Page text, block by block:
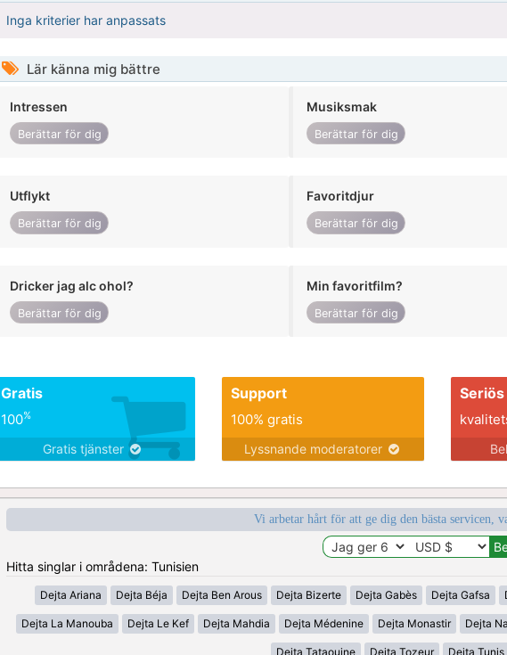
Inga kriterier har anpassats
Lär känna mig bättre
Intressen
Berättar för dig
Musiksmak
Berättar för dig
Utflykt
Berättar för dig
Favoritdjur
Berättar för dig
Dricker jag alc ohol?
Berättar för dig
Min favoritfilm?
Berättar för dig
Gratis
100%
Gratis tjänster
Support
100% gratis
Lyssnande moderatorer
Seriös
Vi arbetar hårt för att ge dig den bästa servicen,
Hitta singlar i områdena: Tunisien
Dejta Ariana Dejta Béja Dejta Ben Arous Dejta Bizerte Dejta Gabès Dejta Gafsa
Dejta La Manouba Dejta Le Kef Dejta Mahdia Dejta Médenine Dejta Monastir Dejta
Dejta Tataouine Dejta Tozeur Dejta Tunis